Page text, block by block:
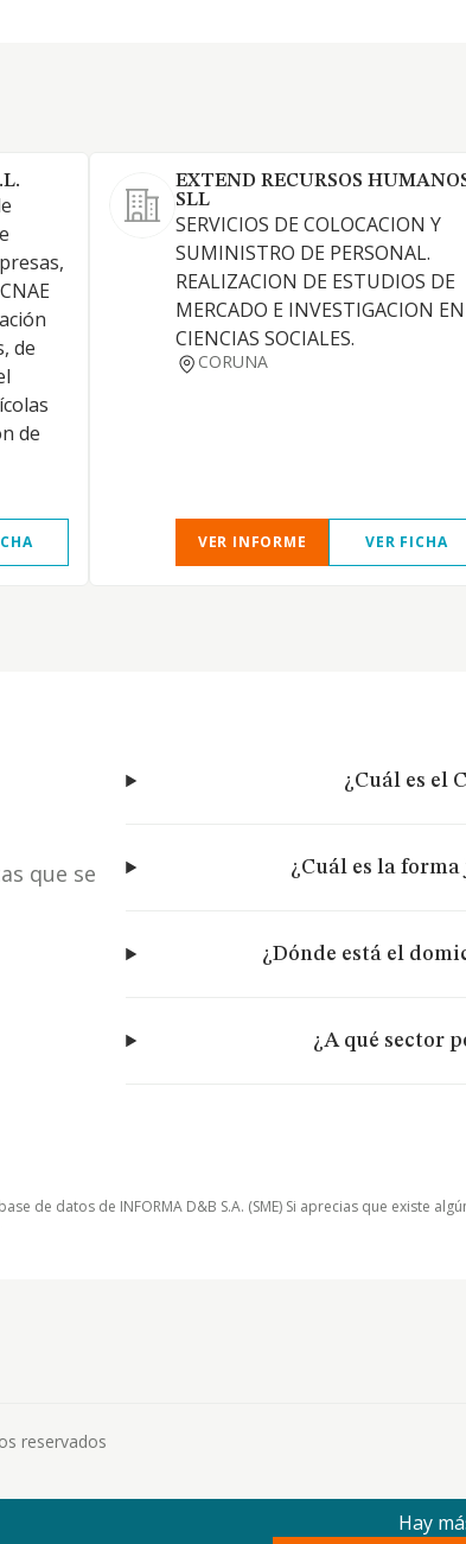
de
de
EXTEND RECURSOS
SLL
SERVICIOS DE COLOCACION Y
SUMINISTRO DE PERSONAL.
REALIZACION DE ESTUDIOS DE
MERCADO E INVESTIGACION EN
CIENCIAS SOCIALES.
CORUNA
VER INFORME VER FICHA
que se
¿Cuál es el
¿Cuál es la
¿Dónde está el
¿A qué sector
de datos de INFORMA D&B S.A. (SME) Si aprecias que existe
reservados
Hay